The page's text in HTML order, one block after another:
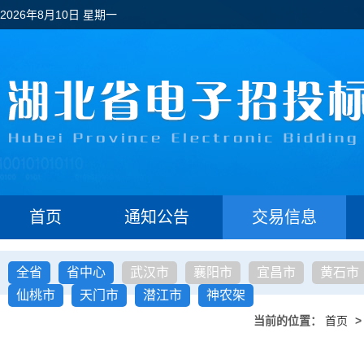
2026年8月10日 星期一
首页 通知公告 交易信息
全省 省中心 武汉市 襄阳市 宜昌市
黄石市
仙桃市
天门市 潜江市 神农架
当前的位置： 首页 >